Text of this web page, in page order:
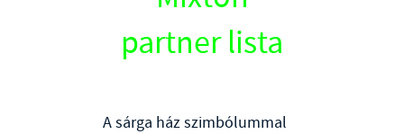
partner lista
A sárga ház szimbólummal